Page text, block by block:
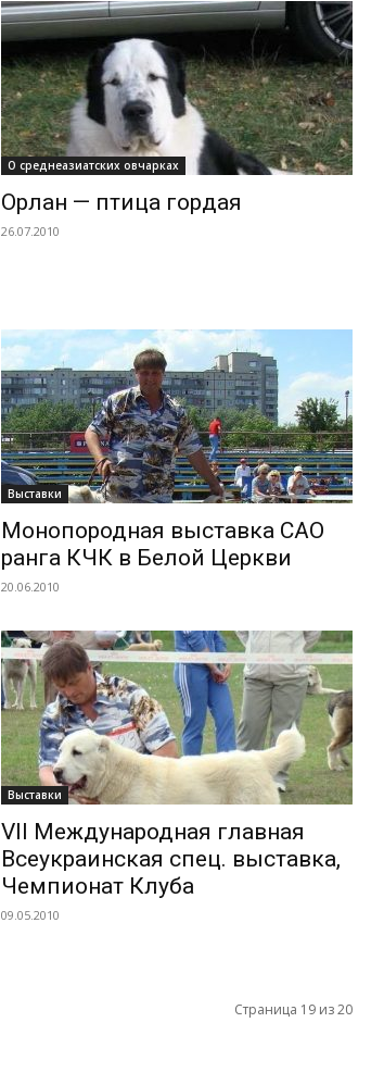
О среднеазиатских овчарках
Орлан — птица гордая
26.07.2010
Выставки
Монопородная выставка САО
ранга КЧК в Белой Церкви
20.06.2010
Выставки
VII Международная главная
Всеукраинская спец. выставка,
Чемпионат Клуба
09.05.2010
Страница 19 из 20